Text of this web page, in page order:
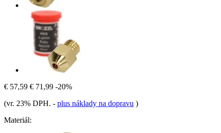
€ 57,59 € 71,99 -20%
(vr. 23% DPH. - plus náklady na dopravu )
Materiál: